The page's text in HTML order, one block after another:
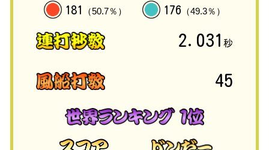
181 （50.7％） 176 （49.3％）
2.031 秒
45